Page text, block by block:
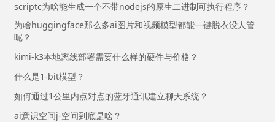
scriptc为啥能生成一个不带nodejs的原生二进制可执行程序？
为啥huggingface那么多ai图片和视频模型都能一键脱衣没人管
呢？
kimi-k3本地离线部署需要什么样的硬件与价格？
什么是1-bit模型？
如何通过1公里内点对点的蓝牙通讯建立聊天系统？
ai意识空间j-空间到底是啥？